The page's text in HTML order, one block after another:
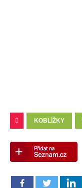
KOBLÍŽKY